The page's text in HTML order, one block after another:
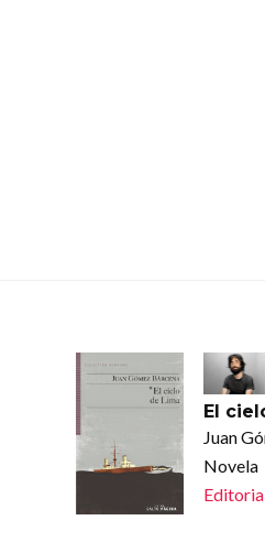
El
Juan
Novela